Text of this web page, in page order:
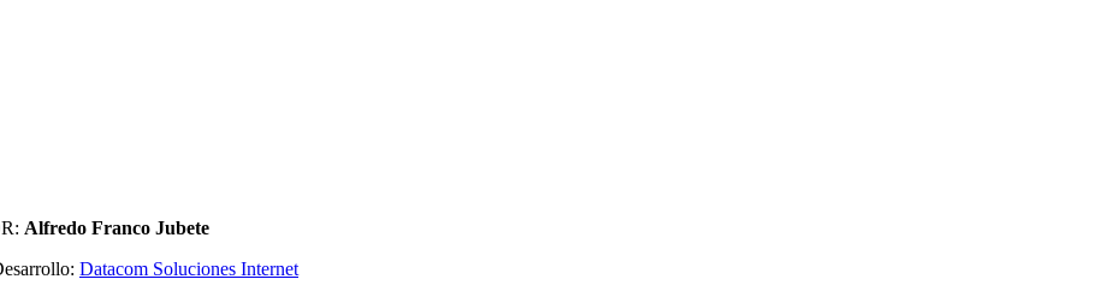
Alfredo Franco Jubete
Datacom Soluciones Internet